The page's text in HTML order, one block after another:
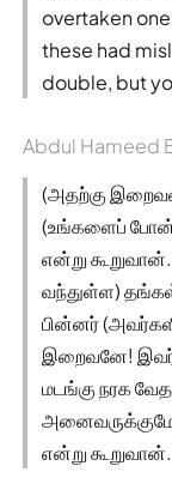
overtaken
these had
double, but
Abdul Hameed
(அதற்கு
(உங்களைப் போன்ற
என்று
வந்துள்ள)
பின்னர்
இறைவனே!
மடங்கு நரக
என்று